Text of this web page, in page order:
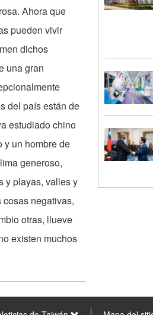
Ahora que
pueden vivir
dichos
una gran
del país están de
estudiado chino
y un hombre de
generoso,
y playas, valles y
negativas,
otras, llueve
existen muchos